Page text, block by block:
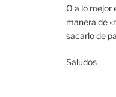
O a lo mejor
manera de
sacarlo de
Saludos